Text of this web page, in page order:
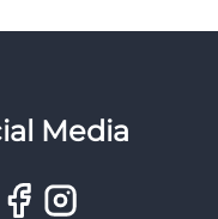
Media